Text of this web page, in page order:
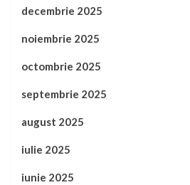
decembrie 2025
noiembrie 2025
octombrie 2025
septembrie 2025
august 2025
iulie 2025
iunie 2025